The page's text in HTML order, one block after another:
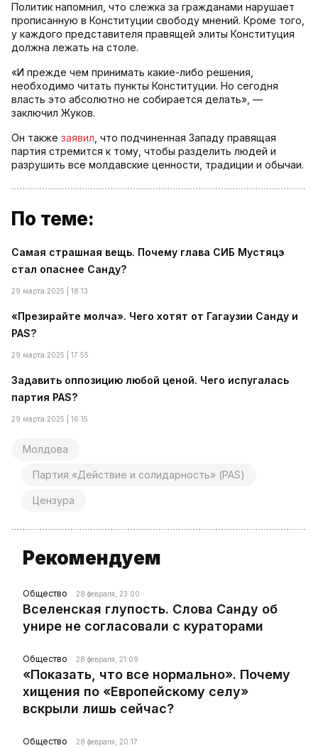
Политик напомнил, что слежка за гражданами нарушает
прописанную в Конституции свободу мнений. Кроме того,
у каждого представителя правящей элиты Конституция
должна лежать на столе.
«И прежде чем принимать какие-либо решения,
необходимо читать пункты Конституции. Но сегодня
власть это абсолютно не собирается делать», —
заключил Жуков.
Он также заявил , что подчиненная Западу правящая
партия стремится к тому, чтобы разделить людей и
разрушить все молдавские ценности, традиции и обычаи.
По теме:
Самая страшная вещь. Почему глава СИБ Мустяцэ
стал опаснее Санду?
29 марта 2025 | 18:13
«Презирайте молча». Чего хотят от Гагаузии Санду и
PAS?
29 марта 2025 | 17:55
Задавить оппозицию любой ценой. Чего испугалась
партия PAS?
29 марта 2025 | 16:15
Молдова
Партия «Действие и солидарность» (PAS)
Цензура
Рекомендуем
Общество 28 февраля, 23:00
Вселенская глупость. Слова Санду об
унире не согласовали с кураторами
Общество 28 февраля, 21:09
«Показать, что все нормально». Почему
хищения по «Европейскому селу»
вскрыли лишь сейчас?
Общество 28 февраля, 20:17